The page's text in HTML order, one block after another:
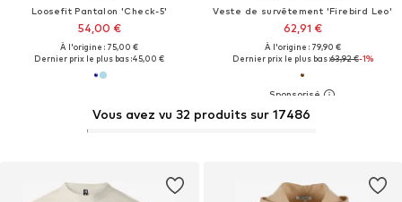
Loosefit Pantalon 'Check-5'
54,00 €
À l'origine : 75,00 €
Dernier prix le plus bas :45,00 €
Veste de survêtement 'Firebird Leo'
62,91 €
À l'origine : 79,90 €
Dernier prix le plus bas :63,92 €-1%
Vous avez vu 32 produits sur 17486